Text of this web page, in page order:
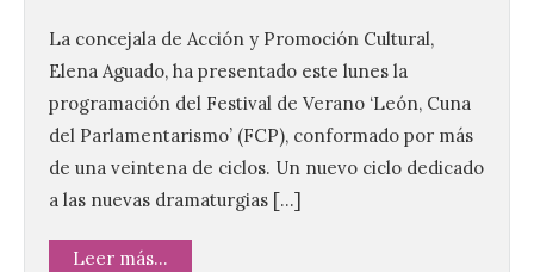
La concejala de Acción y Promoción Cultural,
Elena Aguado, ha presentado este lunes la
programación del Festival de Verano ‘León, Cuna
del Parlamentarismo’ (FCP), conformado por más
de una veintena de ciclos. Un nuevo ciclo dedicado
a las nuevas dramaturgias […]
Leer más...